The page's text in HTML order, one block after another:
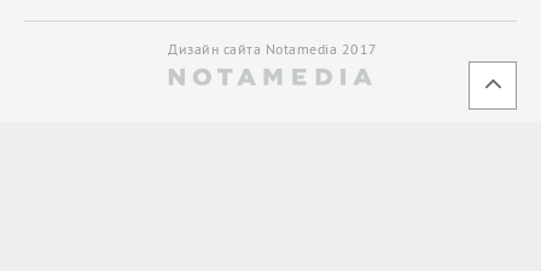
Дизайн сайта Notamedia 2017